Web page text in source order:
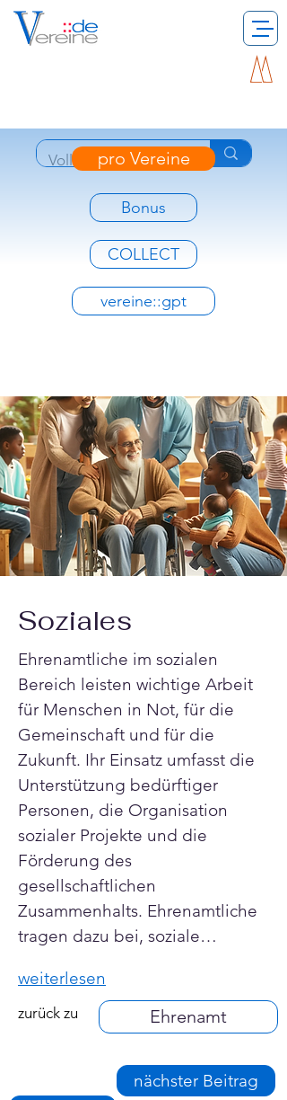
pro Vereine
Bonus
COLLECT
vereine::gpt
Soziales
zurück zu Ehrenamt
Ehrenamtliche im sozialen
Bereich leisten wichtige Arbeit
für Menschen in Not, für die
Gemeinschaft und für die
Zukunft. Ihr Einsatz umfasst die
Unterstützung bedürftiger
Personen, die Organisation
sozialer Projekte und die
Förderung des
gesellschaftlichen
Zusammenhalts. Ehrenamtliche
tragen dazu bei, soziale…
weiterlesen
nächster Beitrag